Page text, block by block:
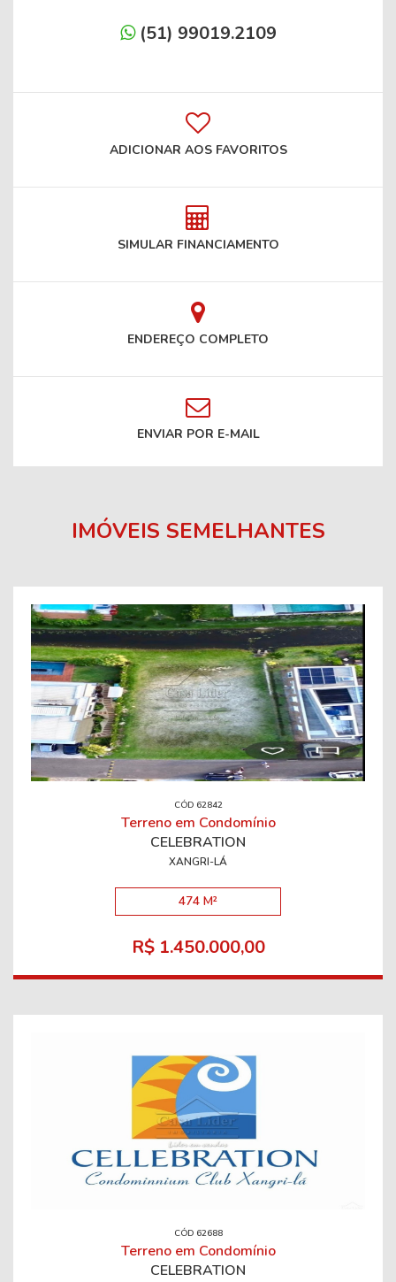
(51) 99019.2109
ADICIONAR AOS FAVORITOS
SIMULAR FINANCIAMENTO
ENDEREÇO COMPLETO
ENVIAR POR E-MAIL
IMÓVEIS SEMELHANTES
CÓD 62842
Terreno em Condomínio
CELEBRATION
XANGRI-LÁ
474 M²
R$ 1.450.000,00
CÓD 62688
Terreno em Condomínio
CELEBRATION